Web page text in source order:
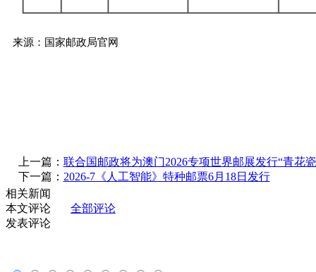
来源：国家邮政局官网
上一篇： 联合国邮政将为澳门2026专项世界邮展发行“青花
下一篇： 2026-7《人工智能》特种邮票6月18日发行
相关新闻
本文评论
全部评论
发表评论